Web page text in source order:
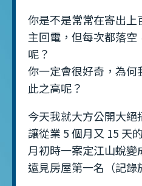
你是不是常常在寄出上
主回電，但每次都落
呢？
你一定會很好奇，為何
此之高呢？
今天我就大方公開大
讓從業 5 個月又 15 天
月初時一案定江山蛻
遠見房屋第一名（記錄